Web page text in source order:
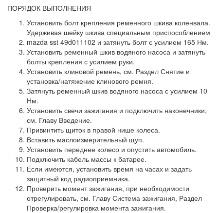
ПОРЯДОК ВЫПОЛНЕНИЯ
Установить болт крепления ременного шкива коленвала.
Удерживая шейку шкива специальным приспособлением
mazda sst 49d011102 и затянуть болт с усилием 165 Нм.
Установить ременный шкив водяного насоса и затянуть
болты крепления с усилием руки.
Установить клиновой ремень, см. Раздел Снятие и
установка/натяжение клинового ремня.
Затянуть ременный шкив водяного насоса с усилием 10
Нм.
Установить свечи зажигания и подключить наконечники,
см. Главу Введение.
Привинтить щиток в правой нише колеса.
Вставить маслоизмерительный щуп.
Установить переднее колесо и опустить автомобиль.
Подключить кабель массы к батарее.
Если имеются, установить время на часах и задать
защитный код радиоприемника.
Проверить момент зажигания, при необходимости
отрегулировать, см. Главу Система зажигания, Раздел
Проверка/регулировка момента зажигания.